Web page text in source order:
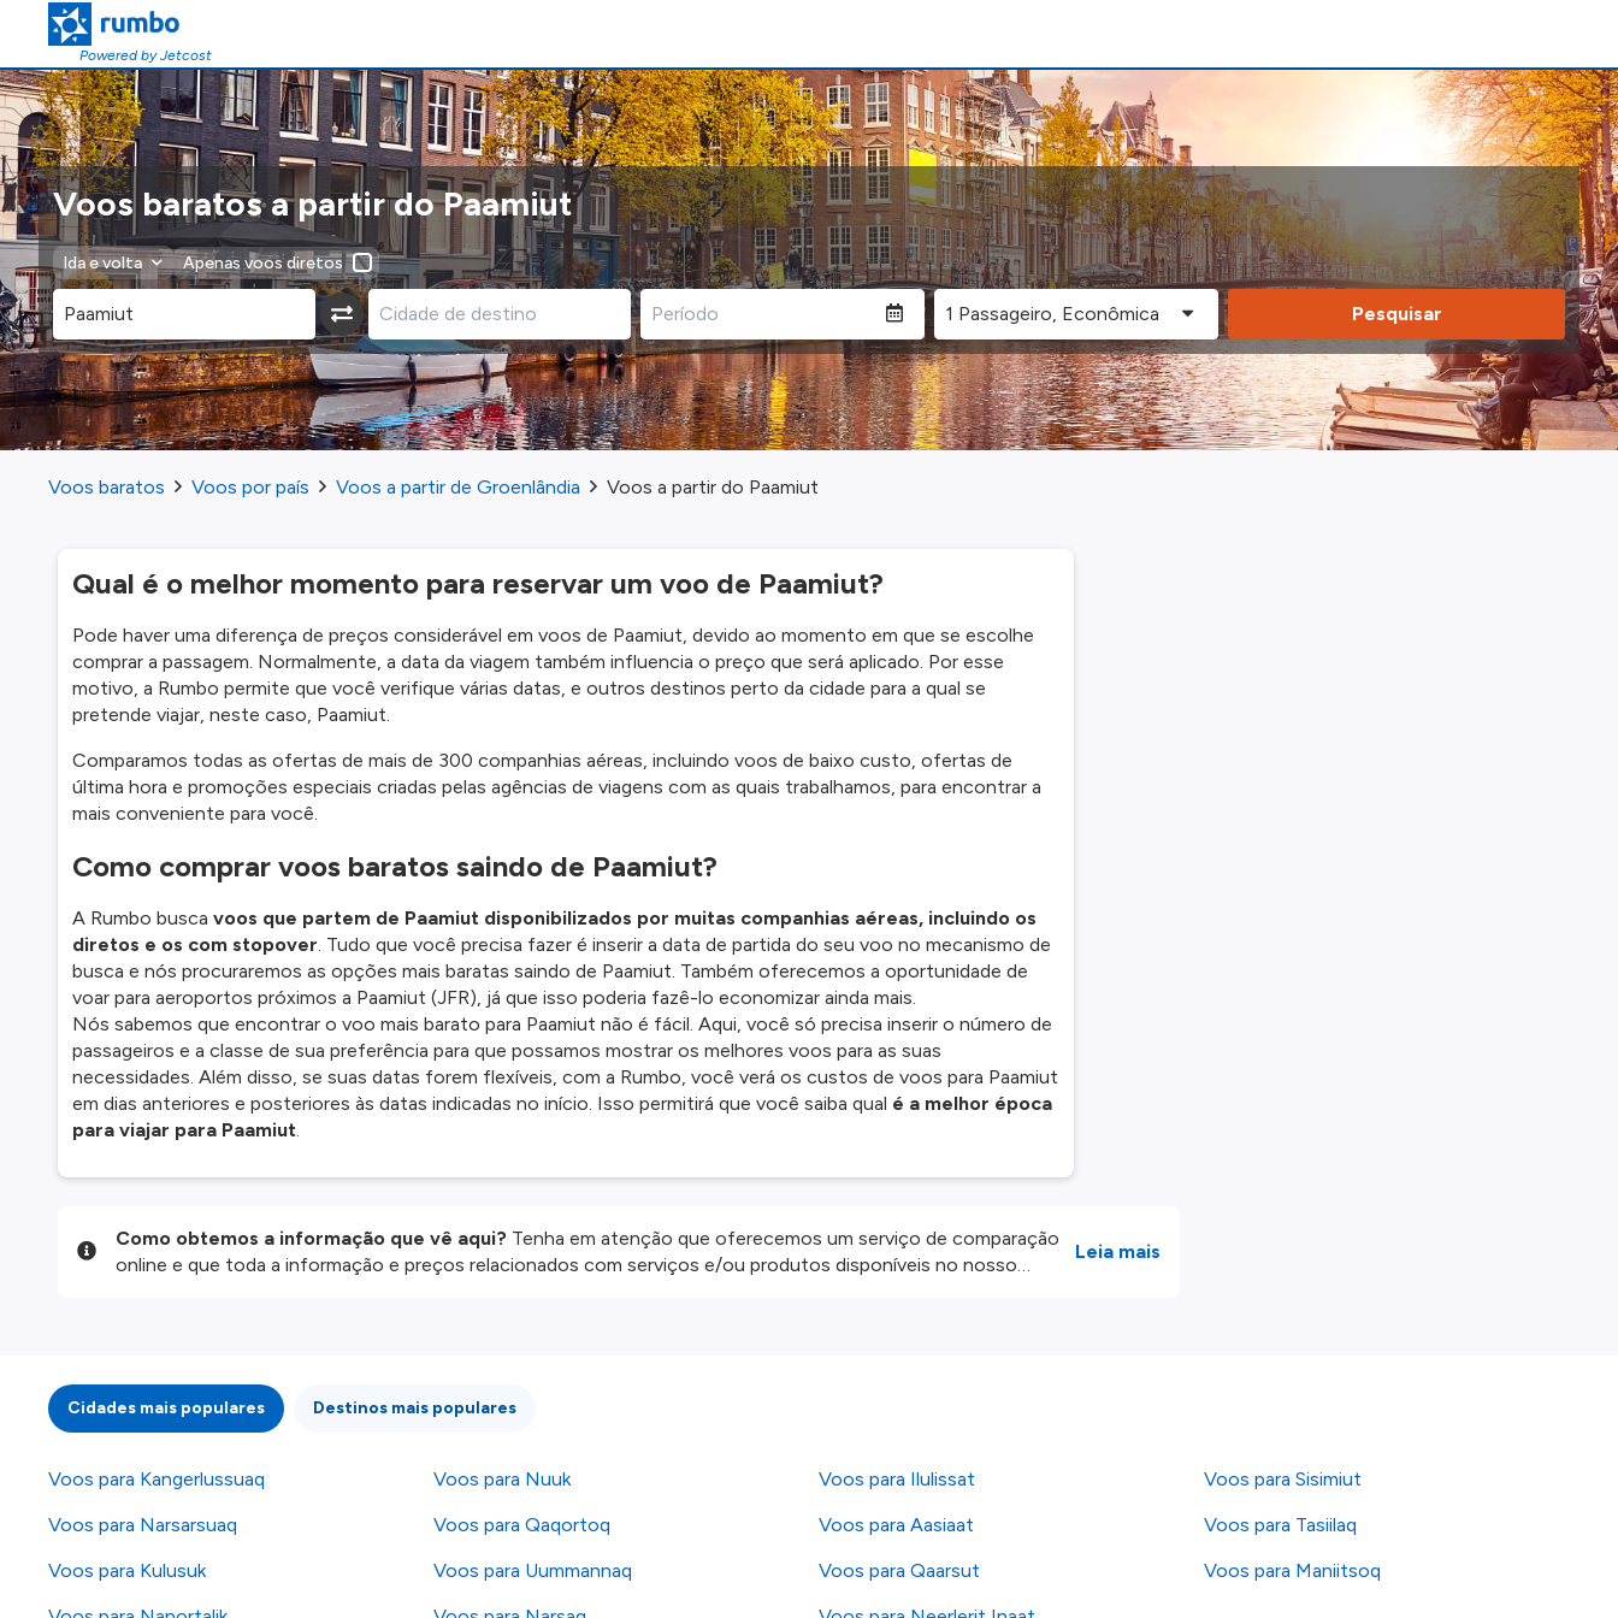
Powered by Jetcost
Voos baratos a partir do Paamiut
Ida e volta Apenas voos diretos
Pesquisar
Voos baratos Voos por país Voos a partir de Groenlândia Voos a partir do Paamiut
Qual é o melhor momento para reservar um voo de Paamiut?
Pode haver uma diferença de preços considerável em voos de Paamiut, devido ao momento em que se escolhe
comprar a passagem. Normalmente, a data da viagem também influencia o preço que será aplicado. Por esse
motivo, a Rumbo permite que você verifique várias datas, e outros destinos perto da cidade para a qual se
pretende viajar, neste caso, Paamiut.
Comparamos todas as ofertas de mais de 300 companhias aéreas, incluindo voos de baixo custo, ofertas de
última hora e promoções especiais criadas pelas agências de viagens com as quais trabalhamos, para encontrar a
mais conveniente para você.
Como comprar voos baratos saindo de Paamiut?
A Rumbo busca voos que partem de Paamiut disponibilizados por muitas companhias aéreas, incluindo os
diretos e os com stopover. Tudo que você precisa fazer é inserir a data de partida do seu voo no mecanismo de
busca e nós procuraremos as opções mais baratas saindo de Paamiut. Também oferecemos a oportunidade de
voar para aeroportos próximos a Paamiut (JFR), já que isso poderia fazê-lo economizar ainda mais.
Nós sabemos que encontrar o voo mais barato para Paamiut não é fácil. Aqui, você só precisa inserir o número de
passageiros e a classe de sua preferência para que possamos mostrar os melhores voos para as suas
necessidades. Além disso, se suas datas forem flexíveis, com a Rumbo, você verá os custos de voos para Paamiut
em dias anteriores e posteriores às datas indicadas no início. Isso permitirá que você saiba qual é a melhor época
para viajar para Paamiut.
Como obtemos a informação que vê aqui? Tenha em atenção que oferecemos um serviço de comparação
online e que toda a informação e preços relacionados com serviços e/ou produtos disponíveis no nosso
Leia mais
Cidades mais populares Destinos mais populares
Voos para Kangerlussuaq Voos para Nuuk Voos para Ilulissat
Voos para Sisimiut
Voos para Narsarsuaq
Voos para Qaqortoq Voos para Aasiaat
Voos para Tasiilaq
Voos para Kulusuk
Voos para Uummannaq Voos para Qaarsut
Voos para Maniitsoq